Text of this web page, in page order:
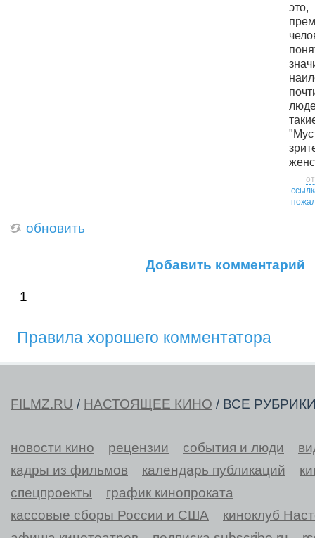
это,
обновить
Добавить комментарий
1
Правила хорошего комментатора
FILMZ.RU / НАСТОЯЩЕЕ КИНО / ВСЕ
новости кино рецензии события и люди
кадры из фильмов
календарь публикаций
спецпроекты
график кинопроката
кассовые сборы России и США
киноклуб